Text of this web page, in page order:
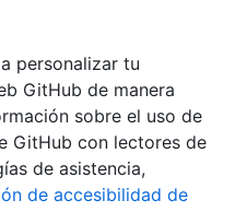
personalizar tu
GitHub de manera
sobre el uso de
GitHub con lectores de
de asistencia,
de accesibilidad de